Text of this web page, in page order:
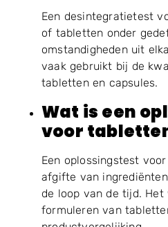
Een desintegratietest
of tabletten onder
omstandigheden uit
vaak gebruikt bij de
tabletten en capsules.
Wat is een
voor
Een oplossingstest
afgifte van
de loop van de tijd.
formuleren van